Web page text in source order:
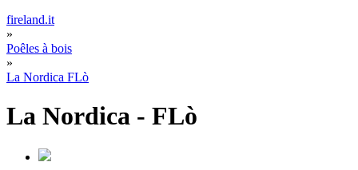
fireland.it
»
Poêles à bois
»
La Nordica FLò
La Nordica - FLò